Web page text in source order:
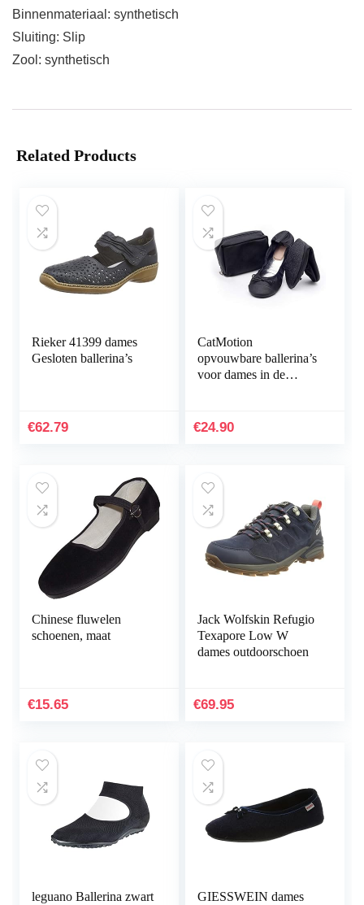
Binnenmateriaal: synthetisch
Sluiting: Slip
Zool: synthetisch
Related Products
Rieker 41399 dames
Gesloten ballerina’s
€62.79
CatMotion
opvouwbare ballerina’s
voor dames in de
€24.90
Chinese fluwelen
schoenen, maat
€15.65
Jack Wolfskin Refugio
Texapore Low W
dames outdoorschoen
€69.95
leguano Ballerina zwart
GIESSWEIN dames